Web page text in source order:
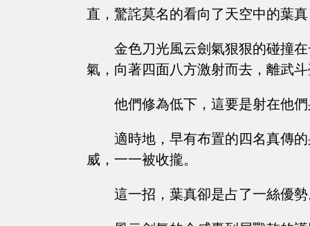
直，驚詫莫名的看向了天空中的葉
金色刀光風云劍氣狠狠的碰撞
氣，向著四面八方激射而去，離武
他們修為低下，這要是射在他
適時地，早有布置的四名真傳
威，一一被收攏。
這一招，葉真卻是占了一絲優